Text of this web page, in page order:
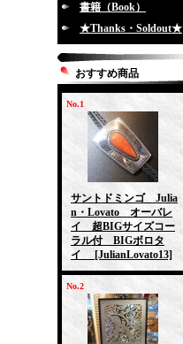
書籍（Book）
★Thanks・Soldout★
おすすめ商品
No.1
サントドミンゴ Julia
n・Lovato オーバレ
イ 超BIGサイズコー
ラル付 BIGボロタ
イ
[JulianLovato13]
No.2